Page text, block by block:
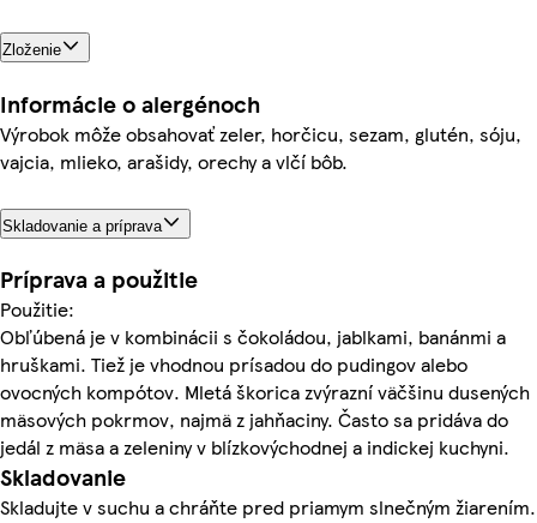
Zloženie
Informácie o alergénoch
Výrobok môže obsahovať zeler, horčicu, sezam, glutén, sóju,
vajcia, mlieko, arašidy, orechy a vlčí bôb.
Skladovanie a príprava
Príprava a použitie
Použitie:
Obľúbená je v kombinácii s čokoládou, jablkami, banánmi a
hruškami. Tiež je vhodnou prísadou do pudingov alebo
ovocných kompótov. Mletá škorica zvýrazní väčšinu dusených
mäsových pokrmov, najmä z jahňaciny. Často sa pridáva do
jedál z mäsa a zeleniny v blízkovýchodnej a indickej kuchyni.
Skladovanie
Skladujte v suchu a chráňte pred priamym slnečným žiarením.